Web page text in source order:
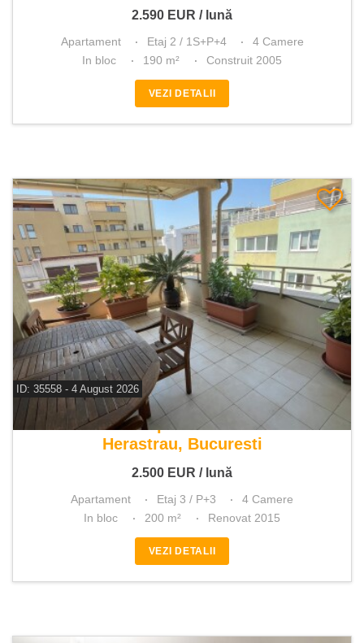
2.590 EUR / lună
Apartament Etaj 2 / 1S+P+4
4 Camere
In bloc
190 m² Construit 2005
VEZI DETALII
ID: 35558 - 4 August 2026
De inchiriat apartament 4 camere
Herastrau, Bucuresti
2.500 EUR / lună
Apartament Etaj 3 / P+3
4 Camere
In bloc
200 m² Renovat 2015
VEZI DETALII